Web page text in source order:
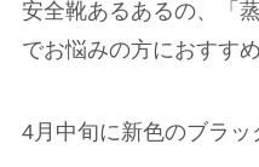
安全靴あるあるの、「
でお悩みの方におすす
4月中旬に新色のブラッ